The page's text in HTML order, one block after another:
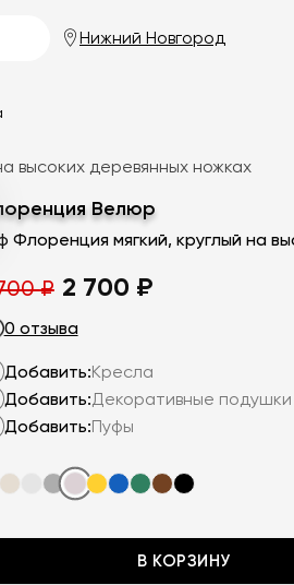
Нижний Новгород
высоких деревянных ножках
Велюр
₽ Первоначальная
цена
7
700
₽.
2 700 ₽Текущая
700
0 отзыва
Добавить:Кресла
Добавить:Декоративные подушки
Добавить:Пуфы
В КОРЗИНУ